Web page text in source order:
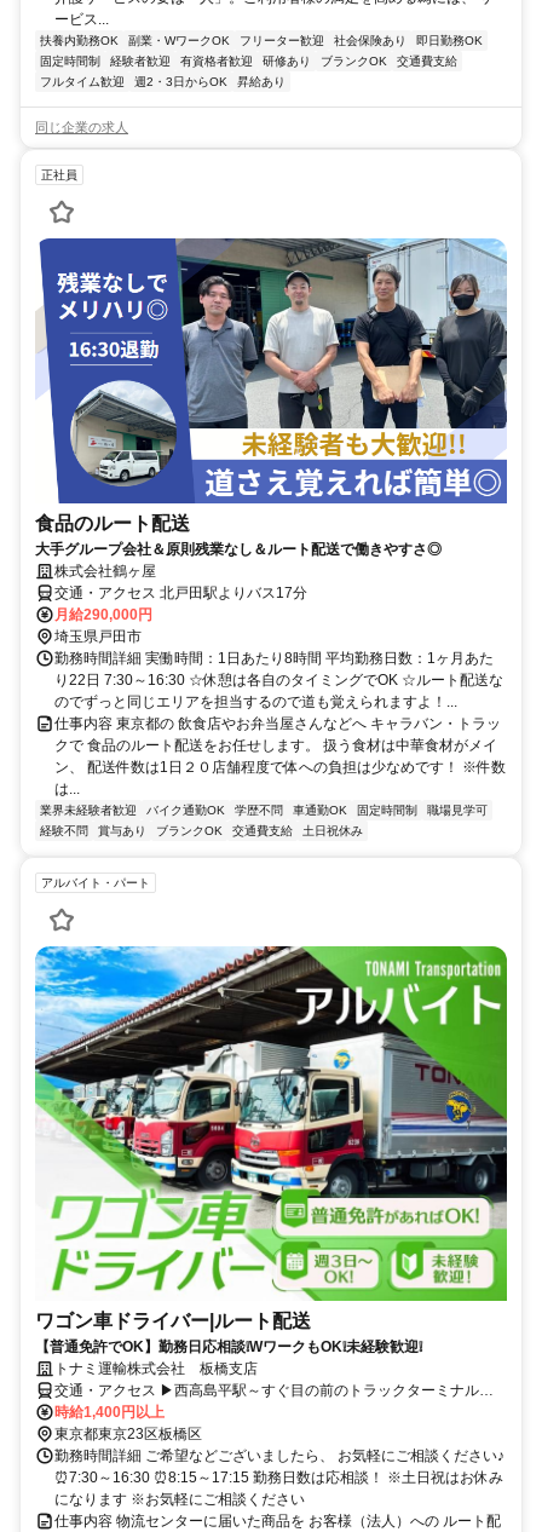
ービス...
扶養内勤務OK 副業・WワークOK フリーター歓迎 社会保険あり
即日勤務OK
固定時間制
経験者歓迎 有資格者歓迎 研修あり ブランクOK
交通費支給
フルタイム歓迎
週2・3日からOK 昇給あり
同じ企業の求人
正社員
食品のルート配送
大手グループ会社＆原則残業なし＆ルート配送で働きやすさ◎
株式会社鶴ヶ屋
交通・アクセス 北戸田駅よりバス17分
月給290,000円
埼玉県戸田市
勤務時間詳細 実働時間：1日あたり8時間 平均勤務日数：1ヶ月あた
り22日 7:30～16:30 ☆休憩は各自のタイミングでOK ☆ルート配送な
のでずっと同じエリアを担当するので道も覚えられますよ！...
仕事内容 東京都の 飲食店やお弁当屋さんなどへ キャラバン・トラッ
クで 食品のルート配送をお任せします。 扱う食材は中華食材がメイ
ン、 配送件数は1日２０店舗程度で体への負担は少なめです！ ※件数
は...
業界未経験者歓迎 バイク通勤OK 学歴不問 車通勤OK 固定時間制
職場見学可
経験不問
賞与あり ブランクOK 交通費支給 土日祝休み
アルバイト・パート
ワゴン車ドライバー|ルート配送
【普通免許でOK】勤務日応相談❕WワークもOK❕未経験歓迎❕
トナミ運輸株式会社 板橋支店
交通・アクセス ▶西高島平駅～すぐ目の前のトラックターミナル内
にあります ▶車通勤もバイク通勤も電車通勤もOK！
時給1,400円以上
東京都東京23区板橋区
勤務時間詳細 ご希望などございましたら、 お気軽にご相談ください♪
⏰7:30～16:30 ⏰8:15～17:15 勤務日数は応相談！ ※土日祝はお休み
になります ※お気軽にご相談ください
仕事内容 物流センターに届いた商品を お客様（法人）への ルート配